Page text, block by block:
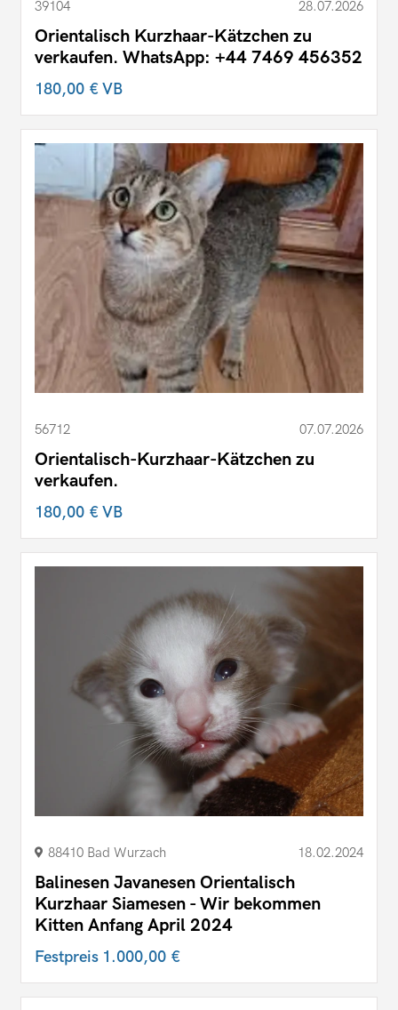
39104 28.07.2026
Orientalisch Kurzhaar-Kätzchen zu
verkaufen. WhatsApp: +44 7469 456352
180,00 €VB
56712 07.07.2026
Orientalisch-Kurzhaar-Kätzchen zu
verkaufen.
180,00 €VB
88410 Bad Wurzach 18.02.2024
Balinesen Javanesen Orientalisch
Kurzhaar Siamesen - Wir bekommen
Kitten Anfang April 2024
Festpreis 1.000,00 €